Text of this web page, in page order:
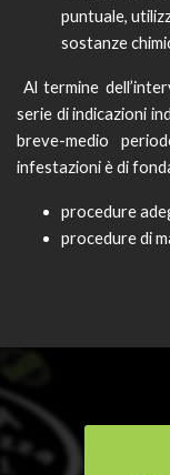
puntuale,
sostanze
Al termine
serie di indicazioni
breve-medio
infestazioni è di
procedure
procedure di